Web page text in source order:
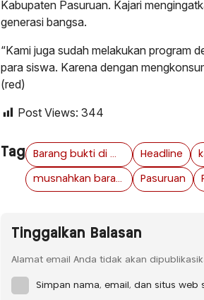
Kabupaten Pasuruan. Kajari
generasi bangsa.
“Kami juga sudah melakukan program
para siswa. Karena dengan
(red)
Post Views: 344
Tag Barang bukti di musnahkan Headline
musnahkan barang bukti Pasuruan
Tinggalkan Balasan
Alamat email Anda tidak akan
Simpan nama, email, dan situs